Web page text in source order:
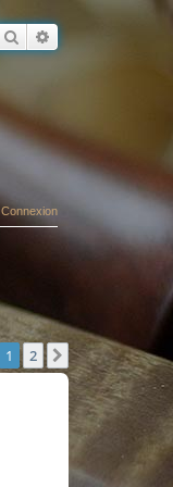
Rechercher
Connexion
1 2 Suivant